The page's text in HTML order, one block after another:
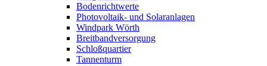
Bodenrichtwerte
Photovoltaik- und Solaranlagen
Windpark Wörth
Breitbandversorgung
Schloßquartier
Tannenturm